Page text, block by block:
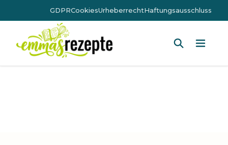
GDPRCookiesUrheberrechtHaftungsausschluss